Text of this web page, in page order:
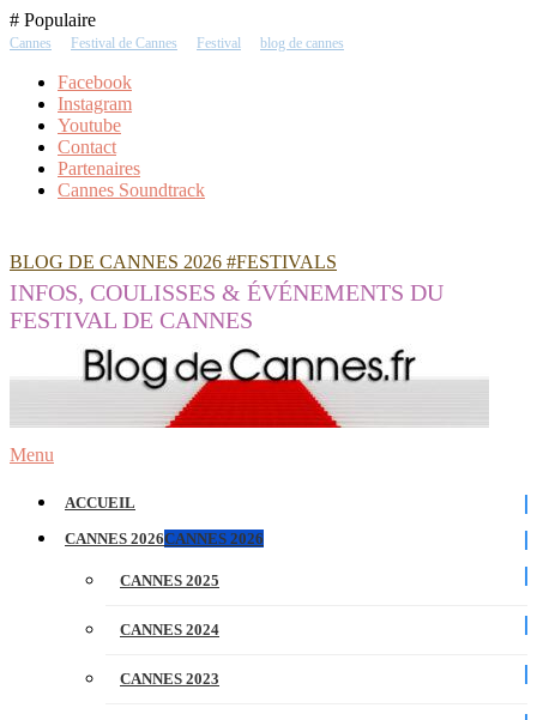
Skip
To
# Populaire
Cannes Festival de Cannes Festival blog de cannes
Facebook
Instagram
Youtube
Contact
Partenaires
Cannes Soundtrack
BLOG DE CANNES 2026 #FESTIVALS
INFOS, COULISSES & ÉVÉNEMENTS DU
FESTIVAL DE CANNES
Menu
ACCUEIL
CANNES 2026CANNES 2026
CANNES 2025
CANNES 2024
CANNES 2023